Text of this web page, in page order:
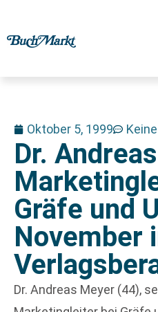
Oktober 5, 1999
Dr.
Gräfe und
November
Dr. Andreas Meyer (44),